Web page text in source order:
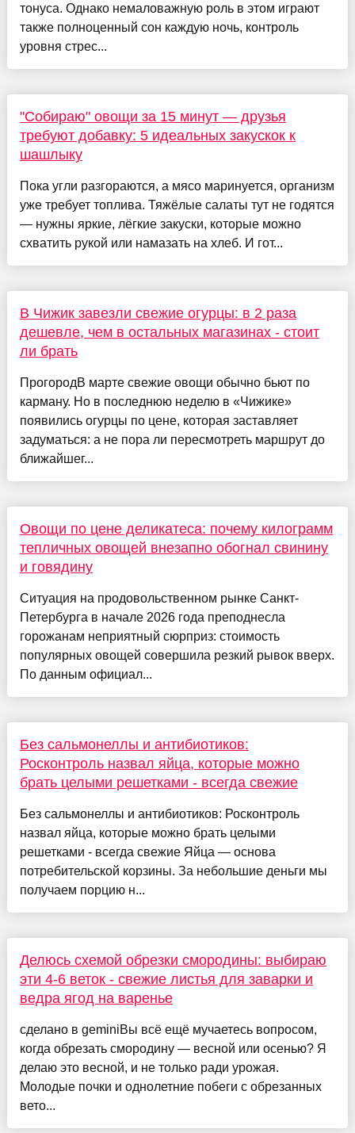
тонуса. Однако немаловажную роль в этом играют
также полноценный сон каждую ночь, контроль
уровня стрес...
"Собираю" овощи за 15 минут — друзья
требуют добавку: 5 идеальных закускок к
шашлыку
Пока угли разгораются, а мясо маринуется, организм
уже требует топлива. Тяжёлые салаты тут не годятся
— нужны яркие, лёгкие закуски, которые можно
схватить рукой или намазать на хлеб. И гот...
В Чижик завезли свежие огурцы: в 2 раза
дешевле, чем в остальных магазинах - стоит
ли брать
ПрогородВ марте свежие овощи обычно бьют по
карману. Но в последнюю неделю в «Чижике»
появились огурцы по цене, которая заставляет
задуматься: а не пора ли пересмотреть маршрут до
ближайшег...
Овощи по цене деликатеса: почему килограмм
тепличных овощей внезапно обогнал свинину
и говядину
Ситуация на продовольственном рынке Санкт-
Петербурга в начале 2026 года преподнесла
горожанам неприятный сюрприз: стоимость
популярных овощей совершила резкий рывок вверх.
По данным официал...
Без сальмонеллы и антибиотиков:
Росконтроль назвал яйца, которые можно
брать целыми решетками - всегда свежие
Без сальмонеллы и антибиотиков: Росконтроль
назвал яйца, которые можно брать целыми
решетками - всегда свежие Яйца — основа
потребительской корзины. За небольшие деньги мы
получаем порцию н...
Делюсь схемой обрезки смородины: выбираю
эти 4-6 веток - свежие листья для заварки и
ведра ягод на варенье
сделано в geminiВы всё ещё мучаетесь вопросом,
когда обрезать смородину — весной или осенью? Я
делаю это весной, и не только ради урожая.
Молодые почки и однолетние побеги с обрезанных
вето...